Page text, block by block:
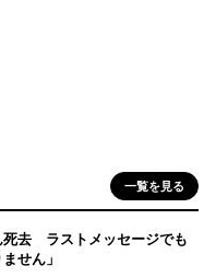
一覧を見る
死去 ラストメッセージでも
せん」